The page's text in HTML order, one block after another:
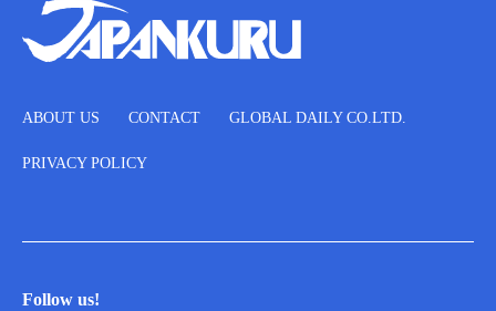
ABOUT US CONTACT GLOBAL DAILY CO.LTD.
PRIVACY POLICY
Follow us!